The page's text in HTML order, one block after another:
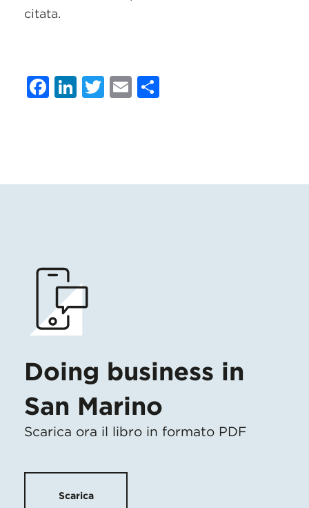
citata.
Facebook
LinkedIn
Twitter
Email
Doing business in
San Marino
Scarica ora il libro in formato PDF
Scarica